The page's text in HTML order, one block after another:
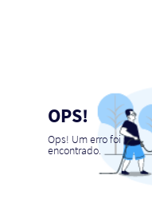
OPS!
Ops! Um erro foi
encontrado.